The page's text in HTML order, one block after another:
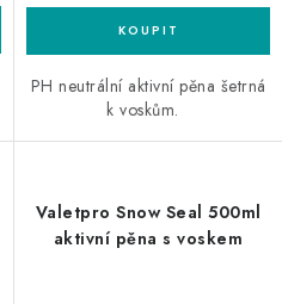
PH neutrální aktivní pěna šetrná
k voskům.
Valetpro Snow Seal 500ml
aktivní pěna s voskem